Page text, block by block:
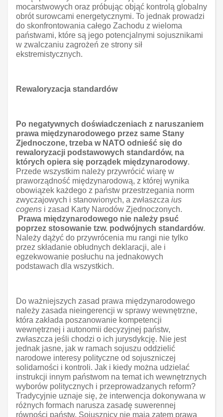
mocarstwowych oraz próbując objąć kontrolą globalny
obrót surowcami energetycznymi. To jednak prowadzi
do skonfrontowania całego Zachodu z wieloma
państwami, które są jego potencjalnymi sojusznikami
w zwalczaniu zagrożeń ze strony sił
ekstremistycznych.
Rewaloryzacja standardów
Po negatywnych doświadczeniach z naruszaniem
prawa międzynarodowego przez same Stany
Zjednoczone, trzeba w NATO odnieść się do
rewaloryzacji podstawowych standardów, na
których opiera się porządek międzynarodowy.
Przede wszystkim należy przywrócić wiarę w
praworządność międzynarodową, z której wynika
obowiązek każdego z państw przestrzegania norm
zwyczajowych i stanowionych, a zwłaszcza ius
cogens i zasad Karty Narodów Zjednoczonych.
Prawa międzynarodowego nie należy psuć
poprzez stosowanie tzw. podwójnych standardów.
Należy dążyć do przywrócenia mu rangi nie tylko
przez składanie obłudnych deklaracji, ale i
egzekwowanie posłuchu na jednakowych
podstawach dla wszystkich.
Do ważniejszych zasad prawa międzynarodowego
należy zasada nieingerencji w sprawy wewnętrzne,
która zakłada poszanowanie kompetencji
wewnętrznej i autonomii decyzyjnej państw,
zwłaszcza jeśli chodzi o ich jurysdykcję. Nie jest
jednak jasne, jak w ramach sojuszu oddzielić
narodowe interesy polityczne od sojuszniczej
solidarności i kontroli. Jak i kiedy można udzielać
instrukcji innym państwom na temat ich wewnętrznych
wyborów politycznych i przeprowadzanych reform?
Tradycyjnie uznaje się, że interwencja dokonywana w
różnych formach narusza zasadę suwerennej
równości państw. Sojusznicy nie mają zatem prawa